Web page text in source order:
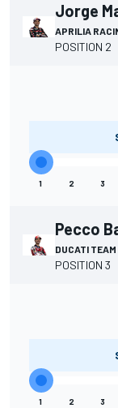
Jorge
APRILIA
POSITION 2
1 2 3
Pecco
DUCATI TEAM
POSITION 3
1 2 3